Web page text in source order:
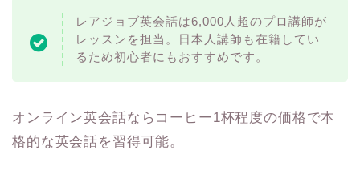
レアジョブ英会話は6,000人超のプロ講師が
レッスンを担当。日本人講師も在籍してい
るため初心者にもおすすめです。
オンライン英会話ならコーヒー1杯程度の価格で本
格的な英会話を習得可能。